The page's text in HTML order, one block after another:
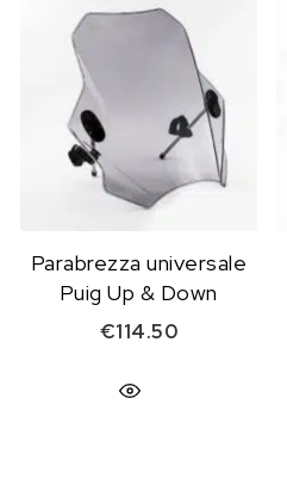
Parabrezza universale
Puig Up & Down
€114.50